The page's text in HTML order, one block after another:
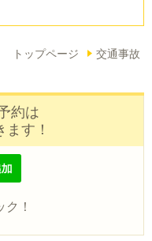
トップページ 交通事故
約は
す！
！